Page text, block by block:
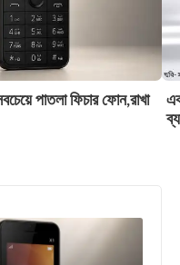
পাতলা ফিচার ফোন,রাখা